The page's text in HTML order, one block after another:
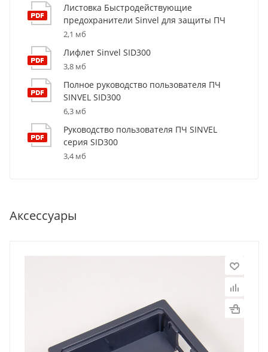
Листовка Быстродействующие
предохранители Sinvel для защиты ПЧ
2,1 мб
Лифлет Sinvel SID300
3,8 мб
Полное руководство пользователя ПЧ
SINVEL SID300
6,3 мб
Руководство пользователя ПЧ SINVEL
серия SID300
3,4 мб
Аксессуары